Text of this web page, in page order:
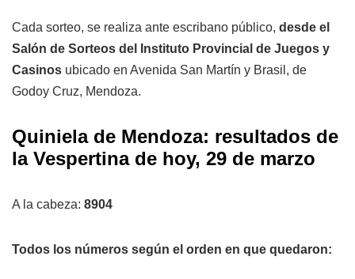
Cada sorteo, se realiza ante escribano público, desde el
Salón de Sorteos del Instituto Provincial de Juegos y
Casinos ubicado en Avenida San Martín y Brasil, de
Godoy Cruz, Mendoza.
Quiniela de Mendoza: resultados de
la Vespertina de hoy, 29 de marzo
A la cabeza: 8904
Todos los números según el orden en que quedaron: